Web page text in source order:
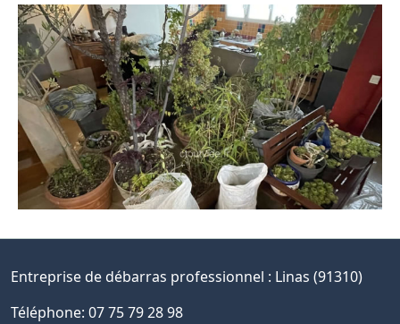
Entreprise de débarras professionnel : Linas (91310)
Téléphone: 07 75 79 28 98